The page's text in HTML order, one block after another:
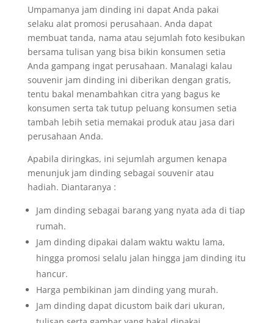
Umpamanya jam dinding ini dapat Anda pakai
selaku alat promosi perusahaan. Anda dapat
membuat tanda, nama atau sejumlah foto kesibukan
bersama tulisan yang bisa bikin konsumen setia
Anda gampang ingat perusahaan. Manalagi kalau
souvenir jam dinding ini diberikan dengan gratis,
tentu bakal menambahkan citra yang bagus ke
konsumen serta tak tutup peluang konsumen setia
tambah lebih setia memakai produk atau jasa dari
perusahaan Anda.
Apabila diringkas, ini sejumlah argumen kenapa
menunjuk jam dinding sebagai souvenir atau
hadiah. Diantaranya :
Jam dinding sebagai barang yang nyata ada di tiap
rumah.
Jam dinding dipakai dalam waktu waktu lama,
hingga promosi selalu jalan hingga jam dinding itu
hancur.
Harga pembikinan jam dinding yang murah.
Jam dinding dapat dicustom baik dari ukuran,